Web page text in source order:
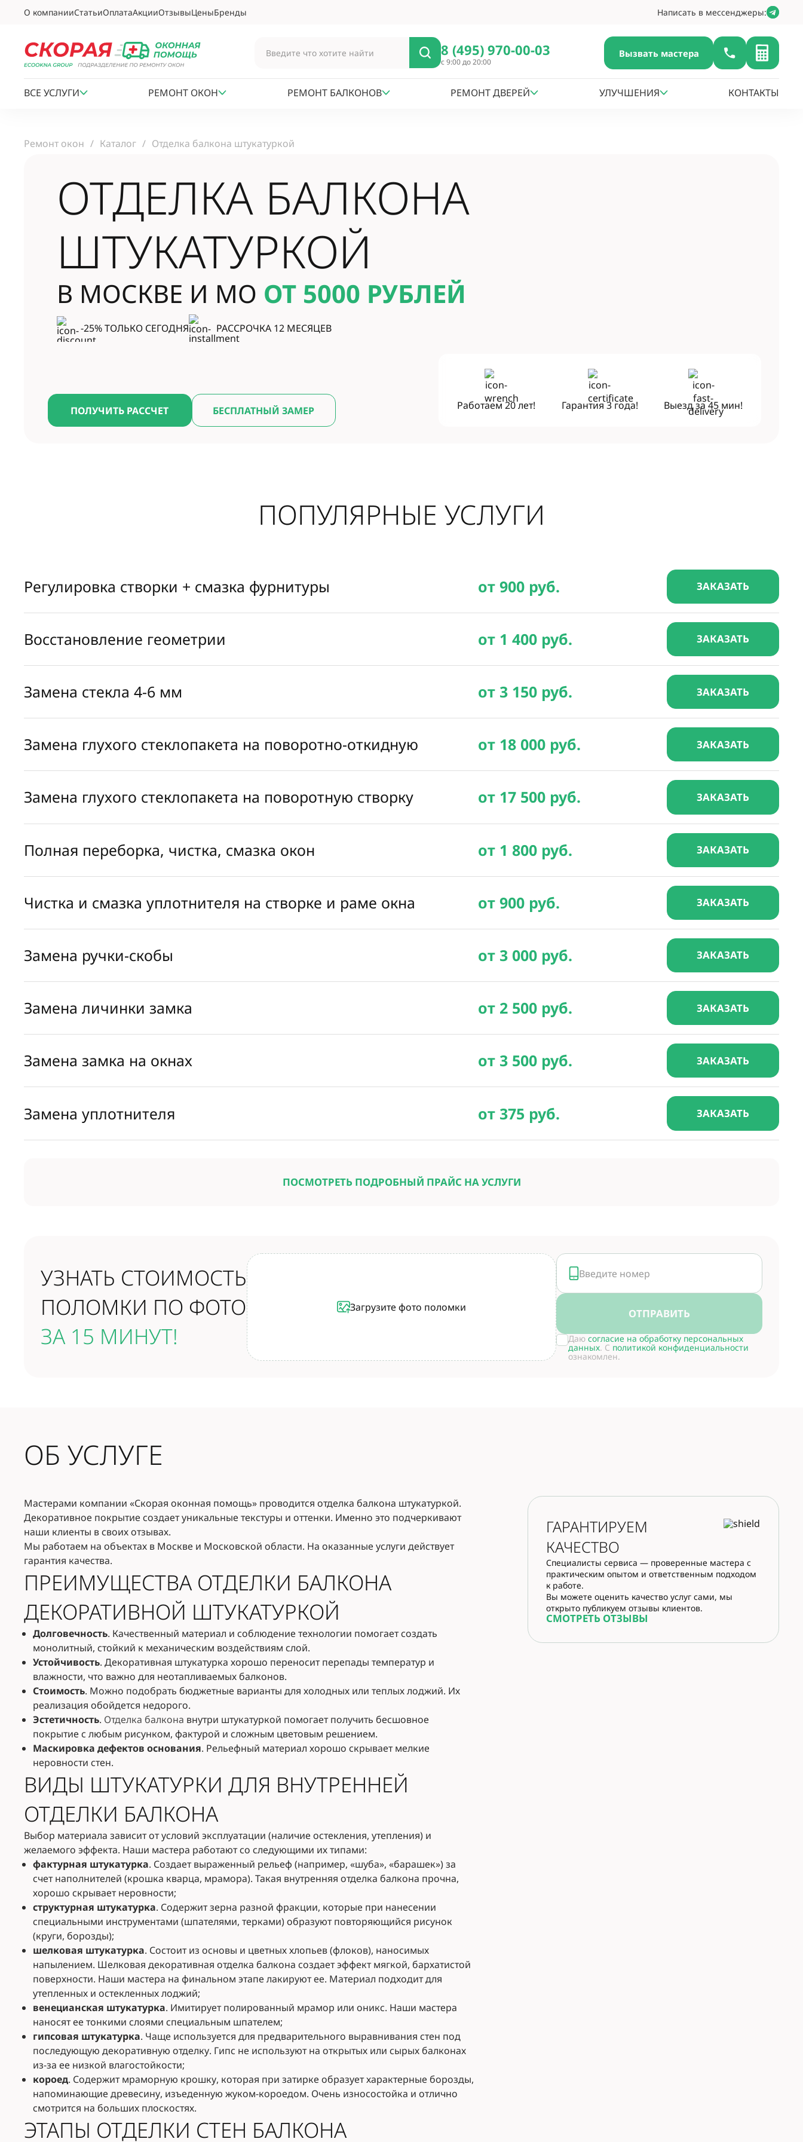
О компанииСтатьиОплатаАкцииОтзывыЦеныБренды Написать в мессенджеры:
8 (495) 970-00-03
с 9:00 до 20:00
Вызвать мастера
ВСЕ УСЛУГИ РЕМОНТ ОКОН РЕМОНТ БАЛКОНОВ РЕМОНТ ДВЕРЕЙ УЛУЧШЕНИЯ КОНТАКТЫ
Ремонт окон Каталог Отделка балкона штукатуркой
ОТДЕЛКА БАЛКОНА
ШТУКАТУРКОЙ
В МОСКВЕ И МО ОТ 5000 РУБЛЕЙ
-25% ТОЛЬКО СЕГОДНЯ РАССРОЧКА 12 МЕСЯЦЕВ
ПОЛУЧИТЬ РАССЧЕТ БЕСПЛАТНЫЙ ЗАМЕР Работаем20 лет! Гарантия3 года! Выезд за45 мин!
ПОПУЛЯРНЫЕ УСЛУГИ
Регулировка створки + смазка фурнитуры от 900 руб. ЗАКАЗАТЬ
Восстановление геометрии от 1 400 руб. ЗАКАЗАТЬ
Замена стекла 4-6 мм от 3 150 руб. ЗАКАЗАТЬ
Замена глухого стеклопакета на поворотно-откидную от 18 000 руб. ЗАКАЗАТЬ
Замена глухого стеклопакета на поворотную створку от 17 500 руб. ЗАКАЗАТЬ
Полная переборка, чистка, смазка окон от 1 800 руб. ЗАКАЗАТЬ
Чистка и смазка уплотнителя на створке и раме окна от 900 руб. ЗАКАЗАТЬ
Замена ручки-скобы от 3 000 руб. ЗАКАЗАТЬ
Замена личинки замка от 2 500 руб. ЗАКАЗАТЬ
Замена замка на окнах от 3 500 руб. ЗАКАЗАТЬ
Замена уплотнителя от 375 руб. ЗАКАЗАТЬ
ПОСМОТРЕТЬ ПОДРОБНЫЙ ПРАЙС НА УСЛУГИ
УЗНАТЬ СТОИМОСТЬ
ПОЛОМКИ ПО ФОТО
ЗА 15 МИНУТ!
Загрузите фото поломки ОТПРАВИТЬ
Даю согласие на обработку персональных
данных. С политикой конфиденциальности
ознакомлен.
ОБ УСЛУГЕ
Мастерами компании «Скорая оконная помощь» проводится отделка балкона штукатуркой.
Декоративное покрытие создает уникальные текстуры и оттенки. Именно это подчеркивают
наши клиенты в своих отзывах.
Мы работаем на объектах в Москве и Московской области. На оказанные услуги действует
гарантия качества.
ПРЕИМУЩЕСТВА ОТДЕЛКИ БАЛКОНА
ДЕКОРАТИВНОЙ ШТУКАТУРКОЙ
Долговечность. Качественный материал и соблюдение технологии помогает создать
монолитный, стойкий к механическим воздействиям слой.
Устойчивость. Декоративная штукатурка хорошо переносит перепады температур и
влажности, что важно для неотапливаемых балконов.
Стоимость. Можно подобрать бюджетные варианты для холодных или теплых лоджий. Их
реализация обойдется недорого.
Эстетичность. Отделка балкона внутри штукатуркой помогает получить бесшовное
покрытие с любым рисунком, фактурой и сложным цветовым решением.
Маскировка дефектов основания. Рельефный материал хорошо скрывает мелкие
неровности стен.
ВИДЫ ШТУКАТУРКИ ДЛЯ ВНУТРЕННЕЙ
ОТДЕЛКИ БАЛКОНА
Выбор материала зависит от условий эксплуатации (наличие остекления, утепления) и
желаемого эффекта. Наши мастера работают со следующими их типами:
фактурная штукатурка. Создает выраженный рельеф (например, «шуба», «барашек») за
счет наполнителей (крошка кварца, мрамора). Такая внутренняя отделка балкона прочна,
хорошо скрывает неровности;
структурная штукатурка. Содержит зерна разной фракции, которые при нанесении
специальными инструментами (шпателями, терками) образуют повторяющийся рисунок
(круги, борозды);
шелковая штукатурка. Состоит из основы и цветных хлопьев (флоков), наносимых
напылением. Шелковая декоративная отделка балкона создает эффект мягкой, бархатистой
поверхности. Наши мастера на финальном этапе лакируют ее. Материал подходит для
утепленных и остекленных лоджий;
венецианская штукатурка. Имитирует полированный мрамор или оникс. Наши мастера
наносят ее тонкими слоями специальным шпателем;
гипсовая штукатурка. Чаще используется для предварительного выравнивания стен под
последующую декоративную отделку. Гипс не используют на открытых или сырых балконах
из-за ее низкой влагостойкости;
короед. Содержит мраморную крошку, которая при затирке образует характерные борозды,
напоминающие древесину, изъеденную жуком-короедом. Очень износостойка и отлично
смотрится на больших плоскостях.
ЭТАПЫ ОТДЕЛКИ СТЕН БАЛКОНА
ГАРАНТИРУЕМ
КАЧЕСТВО
Специалисты сервиса — проверенные мастера с
практическим опытом и ответственным подходом
к работе.
Вы можете оценить качество услуг сами, мы
открыто публикуем отзывы клиентов.
СМОТРЕТЬ ОТЗЫВЫ